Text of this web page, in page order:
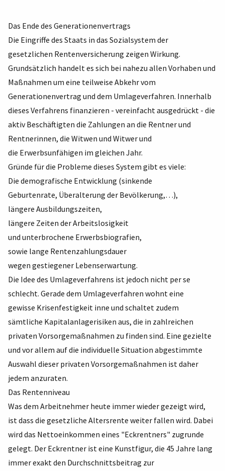
Das Ende des Generationenvertrags
Die Eingriffe des Staats in das Sozialsystem der
gesetzlichen Rentenversicherung zeigen Wirkung.
Grundsätzlich handelt es sich bei nahezu allen Vorhaben und
Maßnahmen um eine teilweise Abkehr vom
Generationenvertrag und dem Umlageverfahren. Innerhalb
dieses Verfahrens finanzieren - vereinfacht ausgedrückt - die
aktiv Beschäftigten die Zahlungen an die Rentner und
Rentnerinnen, die Witwen und Witwer und
die Erwerbsunfähigen im gleichen Jahr.
Gründe für die Probleme dieses System gibt es viele:
Die demografische Entwicklung (sinkende
Geburtenrate, Überalterung der Bevölkerung,…),
längere Ausbildungszeiten,
längere Zeiten der Arbeitslosigkeit
und unterbrochene Erwerbsbiografien,
sowie lange Rentenzahlungsdauer
wegen gestiegener Lebenserwartung.
Die Idee des Umlageverfahrens ist jedoch nicht per se
schlecht. Gerade dem Umlageverfahren wohnt eine
gewisse Krisenfestigkeit inne und schaltet zudem
sämtliche Kapitalanlagerisiken aus, die in zahlreichen
privaten Vorsorgemaßnahmen zu finden sind. Eine gezielte
und vor allem auf die individuelle Situation abgestimmte
Auswahl dieser privaten Vorsorgemaßnahmen ist daher
jedem anzuraten.
Das Rentenniveau
Was dem Arbeitnehmer heute immer wieder gezeigt wird,
ist dass die gesetzliche Altersrente weiter fallen wird. Dabei
wird das Nettoeinkommen eines "Eckrentners" zugrunde
gelegt. Der Eckrentner ist eine Kunstfigur, die 45 Jahre lang
immer exakt den Durchschnittsbeitrag zur